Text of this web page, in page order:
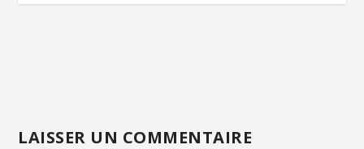
LAISSER UN COMMENTAIRE